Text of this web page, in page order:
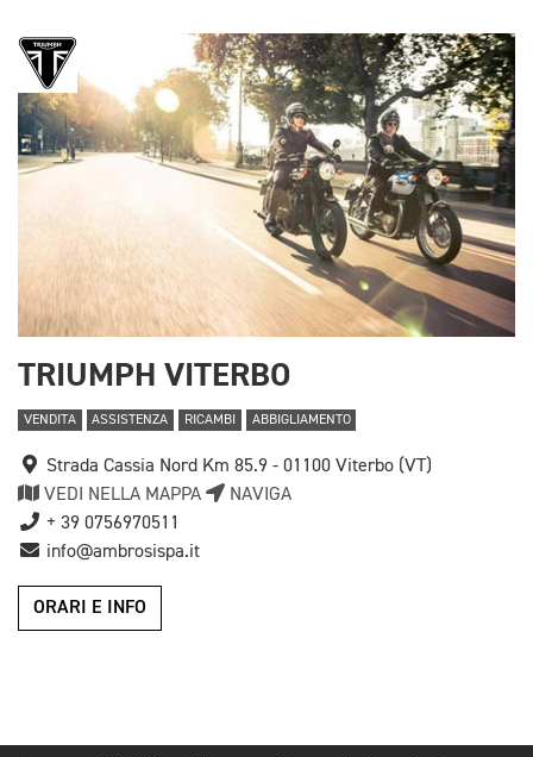
TRIUMPH VITERBO
VENDITA ASSISTENZA RICAMBI ABBIGLIAMENTO
Strada Cassia Nord Km 85.9 - 01100 Viterbo (VT)
VEDI NELLA MAPPA
NAVIGA
+ 39 0756970511
info@ambrosispa.it
ORARI E INFO